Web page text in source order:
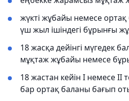
жүкті жұбайы немесе ортақ
үш жыл ішіндегі бұрынғы
18 жасқа дейінгі мүгедек
мұқтаж жұбайы немесе
18 жастан кейін І немесе ІІ
бар ортақ баланы бағып